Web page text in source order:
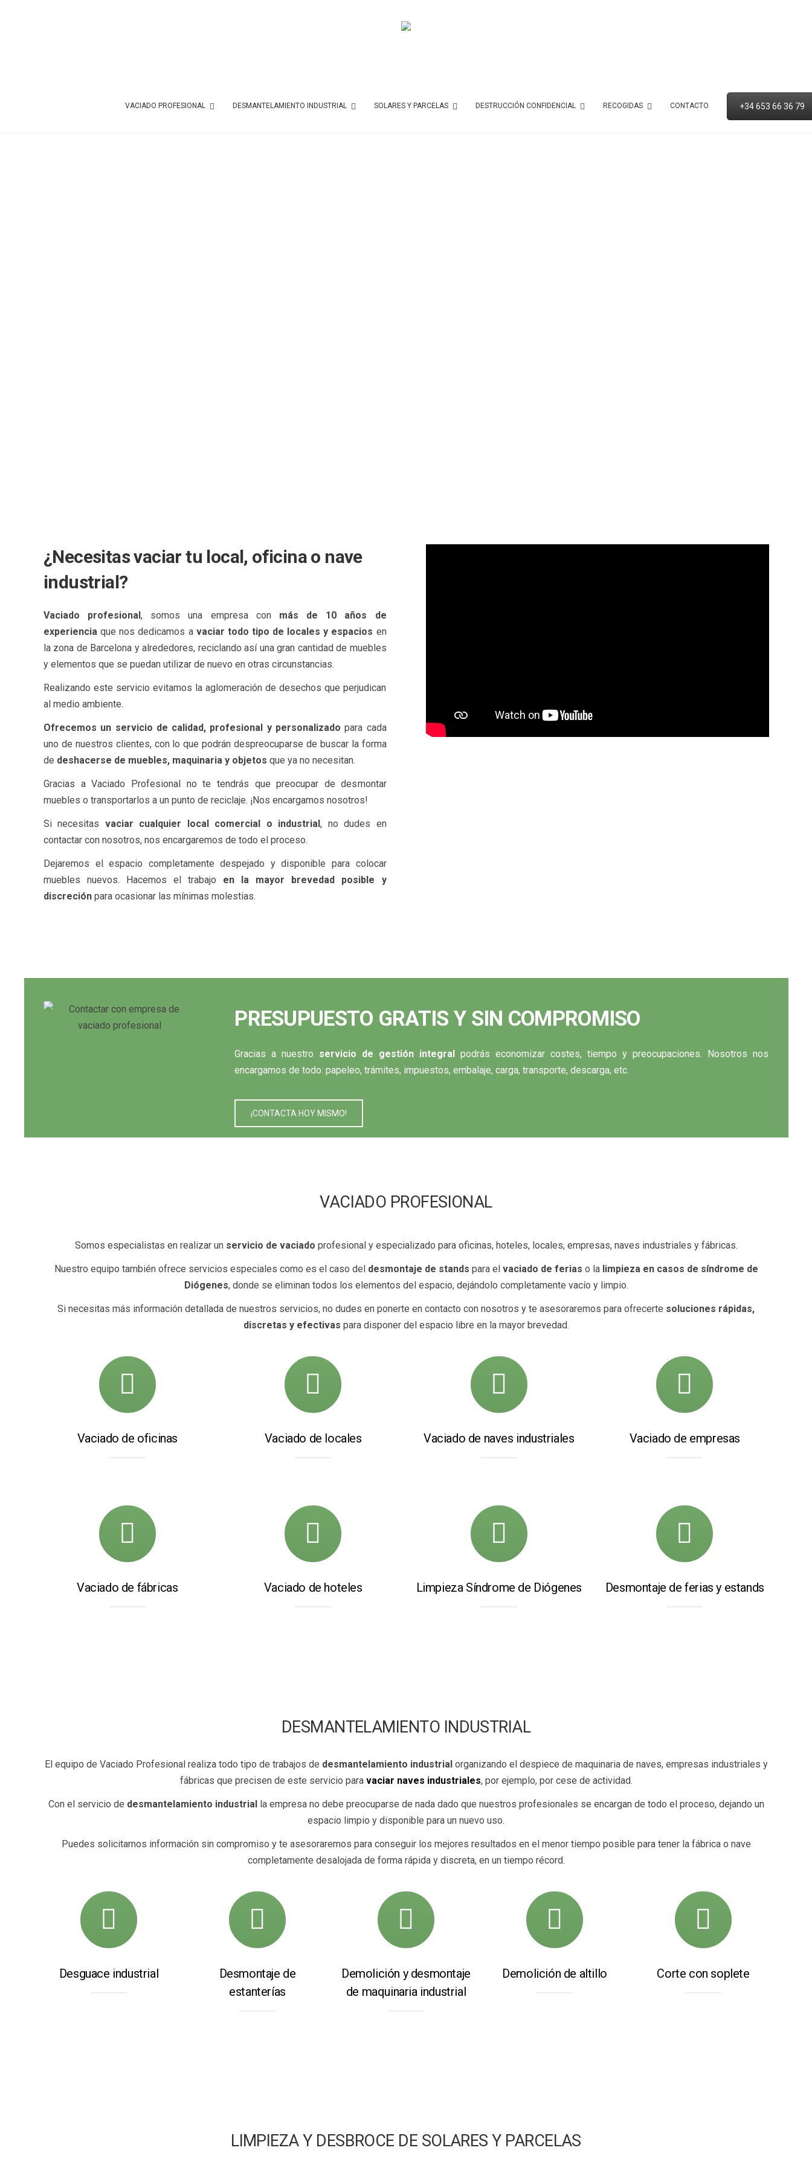
VACIADO PROFESIONAL DESMANTELAMIENTO INDUSTRIAL SOLARES Y PARCELAS DESTRUCCIÓN CONFIDENCIAL RECOGIDAS CONTACTO +34 653 66 36 79
¿Necesitas vaciar tu local, oficina o nave
industrial?
Vaciado profesional, somos una empresa con más de 10 años de
experiencia que nos dedicamos a vaciar todo tipo de locales y espacios en
la zona de Barcelona y alrededores, reciclando así una gran cantidad de muebles
y elementos que se puedan utilizar de nuevo en otras circunstancias.
Realizando este servicio evitamos la aglomeración de desechos que perjudican
al medio ambiente.
Ofrecemos un servicio de calidad, profesional y personalizado para cada
uno de nuestros clientes, con lo que podrán despreocuparse de buscar la forma
de deshacerse de muebles, maquinaria y objetos que ya no necesitan.
Gracias a Vaciado Profesional no te tendrás que preocupar de desmontar
muebles o transportarlos a un punto de reciclaje. ¡Nos encargamos nosotros!
Si necesitas vaciar cualquier local comercial o industrial, no dudes en
contactar con nosotros, nos encargaremos de todo el proceso.
Dejaremos el espacio completamente despejado y disponible para colocar
muebles nuevos. Hacemos el trabajo en la mayor brevedad posible y
discreción para ocasionar las mínimas molestias.
PRESUPUESTO GRATIS Y SIN COMPROMISO
Gracias a nuestro servicio de gestión integral podrás economizar costes, tiempo y preocupaciones. Nosotros nos
encargamos de todo: papeleo, trámites, impuestos, embalaje, carga, transporte, descarga, etc.
¡CONTACTA HOY MISMO!
VACIADO PROFESIONAL
Somos especialistas en realizar un servicio de vaciado profesional y especializado para oficinas, hoteles, locales, empresas, naves industriales y fábricas.
Nuestro equipo también ofrece servicios especiales como es el caso del desmontaje de stands para el vaciado de ferias o la limpieza en casos de síndrome de
Diógenes, donde se eliminan todos los elementos del espacio, dejándolo completamente vacío y limpio.
Si necesitas más información detallada de nuestros servicios, no dudes en ponerte en contacto con nosotros y te asesoraremos para ofrecerte soluciones rápidas,
discretas y efectivas para disponer del espacio libre en la mayor brevedad.
Vaciado de oficinas Vaciado de locales Vaciado de naves industriales Vaciado de empresas
Vaciado de fábricas Vaciado de hoteles Limpieza Síndrome de Diógenes Desmontaje de ferias y estands
DESMANTELAMIENTO INDUSTRIAL
El equipo de Vaciado Profesional realiza todo tipo de trabajos de desmantelamiento industrialorganizando el despiece de maquinaria de naves, empresas industriales y
fábricas que precisen de este servicio para vaciar naves industriales, por ejemplo, por cese de actividad.
Con el servicio de desmantelamiento industrialla empresa no debe preocuparse de nada dado que nuestros profesionales se encargan de todo el proceso, dejando un
espacio limpio y disponible para un nuevo uso.
Puedes solicitarnos información sin compromiso y te asesoraremos para conseguir los mejores resultados en el menor tiempo posible para tener la fábrica o nave
completamente desalojada de forma rápida y discreta, en un tiempo récord.
Desguace industrial
Desmontaje de
estanterías
Demolición y desmontaje
de maquinaria industrial
Demolición de altillo Corte con soplete
LIMPIEZA Y DESBROCE DE SOLARES Y PARCELAS